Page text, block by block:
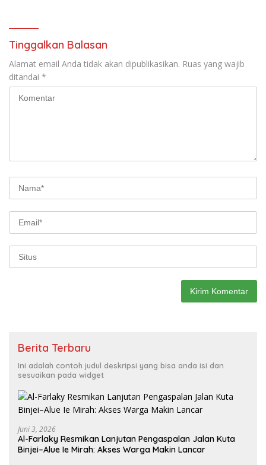
Tinggalkan Balasan
Alamat email Anda tidak akan dipublikasikan. Ruas yang wajib
ditandai *
Berita Terbaru
Ini adalah contoh judul deskripsi yang bisa anda isi dan
sesuaikan pada widget
Juni 3, 2026
Al-Farlaky Resmikan Lanjutan Pengaspalan Jalan Kuta
Binjei–Alue Ie Mirah: Akses Warga Makin Lancar